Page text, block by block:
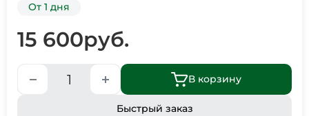
От 1 дня
15 600руб.
В корзину
Быстрый заказ